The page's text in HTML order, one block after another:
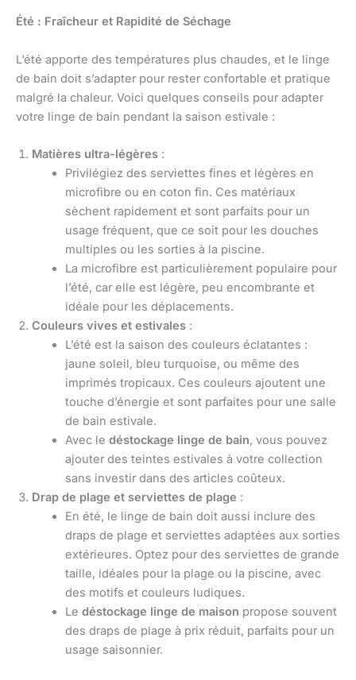
Été : Fraîcheur et Rapidité de Séchage
L’été apporte des températures plus chaudes, et le linge
de bain doit s’adapter pour rester confortable et pratique
malgré la chaleur. Voici quelques conseils pour adapter
votre linge de bain pendant la saison estivale :
Matières ultra-légères :
Privilégiez des serviettes fines et légères en
microfibre ou en coton fin. Ces matériaux
sèchent rapidement et sont parfaits pour un
usage fréquent, que ce soit pour les douches
multiples ou les sorties à la piscine.
La microfibre est particulièrement populaire pour
l’été, car elle est légère, peu encombrante et
idéale pour les déplacements.
Couleurs vives et estivales :
L’été est la saison des couleurs éclatantes :
jaune soleil, bleu turquoise, ou même des
imprimés tropicaux. Ces couleurs ajoutent une
touche d’énergie et sont parfaites pour une salle
de bain estivale.
Avec le déstockage linge de bain, vous pouvez
ajouter des teintes estivales à votre collection
sans investir dans des articles coûteux.
Drap de plage et serviettes de plage :
En été, le linge de bain doit aussi inclure des
draps de plage et serviettes adaptées aux sorties
extérieures. Optez pour des serviettes de grande
taille, idéales pour la plage ou la piscine, avec
des motifs et couleurs ludiques.
Le déstockage linge de maison propose souvent
des draps de plage à prix réduit, parfaits pour un
usage saisonnier.